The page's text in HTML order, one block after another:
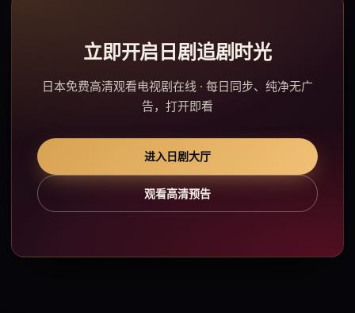
立即开启日剧追剧时光
日本免费高清观看电视剧在线 · 每日同步、纯净无广
告，打开即看
进入日剧大厅
观看高清预告